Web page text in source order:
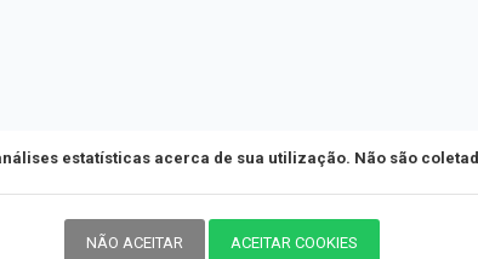
com nossos Termos de Serviço, Política de
© Casa da Irrigação Ltda ME - CNPJ 06.128.260/0001-
Feito com ❤ pelo time da Agência ROI Digital.
estatísticas acerca de sua utilização. Não são
NÃO ACEITAR ACEITAR COOKIES